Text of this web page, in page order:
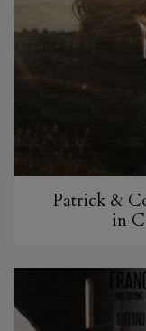
Patrick &
in